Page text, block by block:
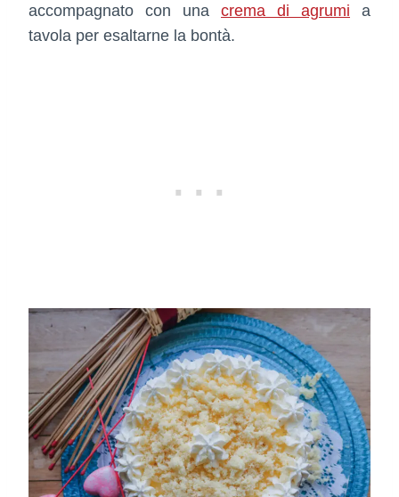
accompagnato con una crema di agrumi a
tavola per esaltarne la bontà.